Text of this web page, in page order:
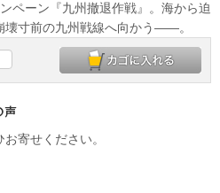
ペーン『九州撤退作戦』。海から迫
壊寸前の九州戦線へ向かう――。
寄せください。